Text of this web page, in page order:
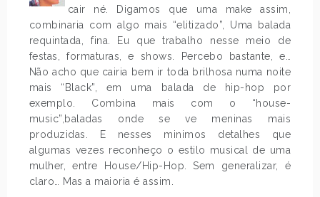
cair né. Digamos que uma make assim,
combinaria com algo mais “elitizado”, Uma balada
requintada, fina. Eu que trabalho nesse meio de
festas, formaturas, e shows. Percebo bastante, e…
Não acho que cairia bem ir toda brilhosa numa noite
mais “Black”, em uma balada de hip-hop por
exemplo. Combina mais com o “house-
music”,baladas onde se ve meninas mais
produzidas. E nesses minimos detalhes que
algumas vezes reconheço o estilo musical de uma
mulher, entre House/Hip-Hop. Sem generalizar, é
claro… Mas a maioria é assim.